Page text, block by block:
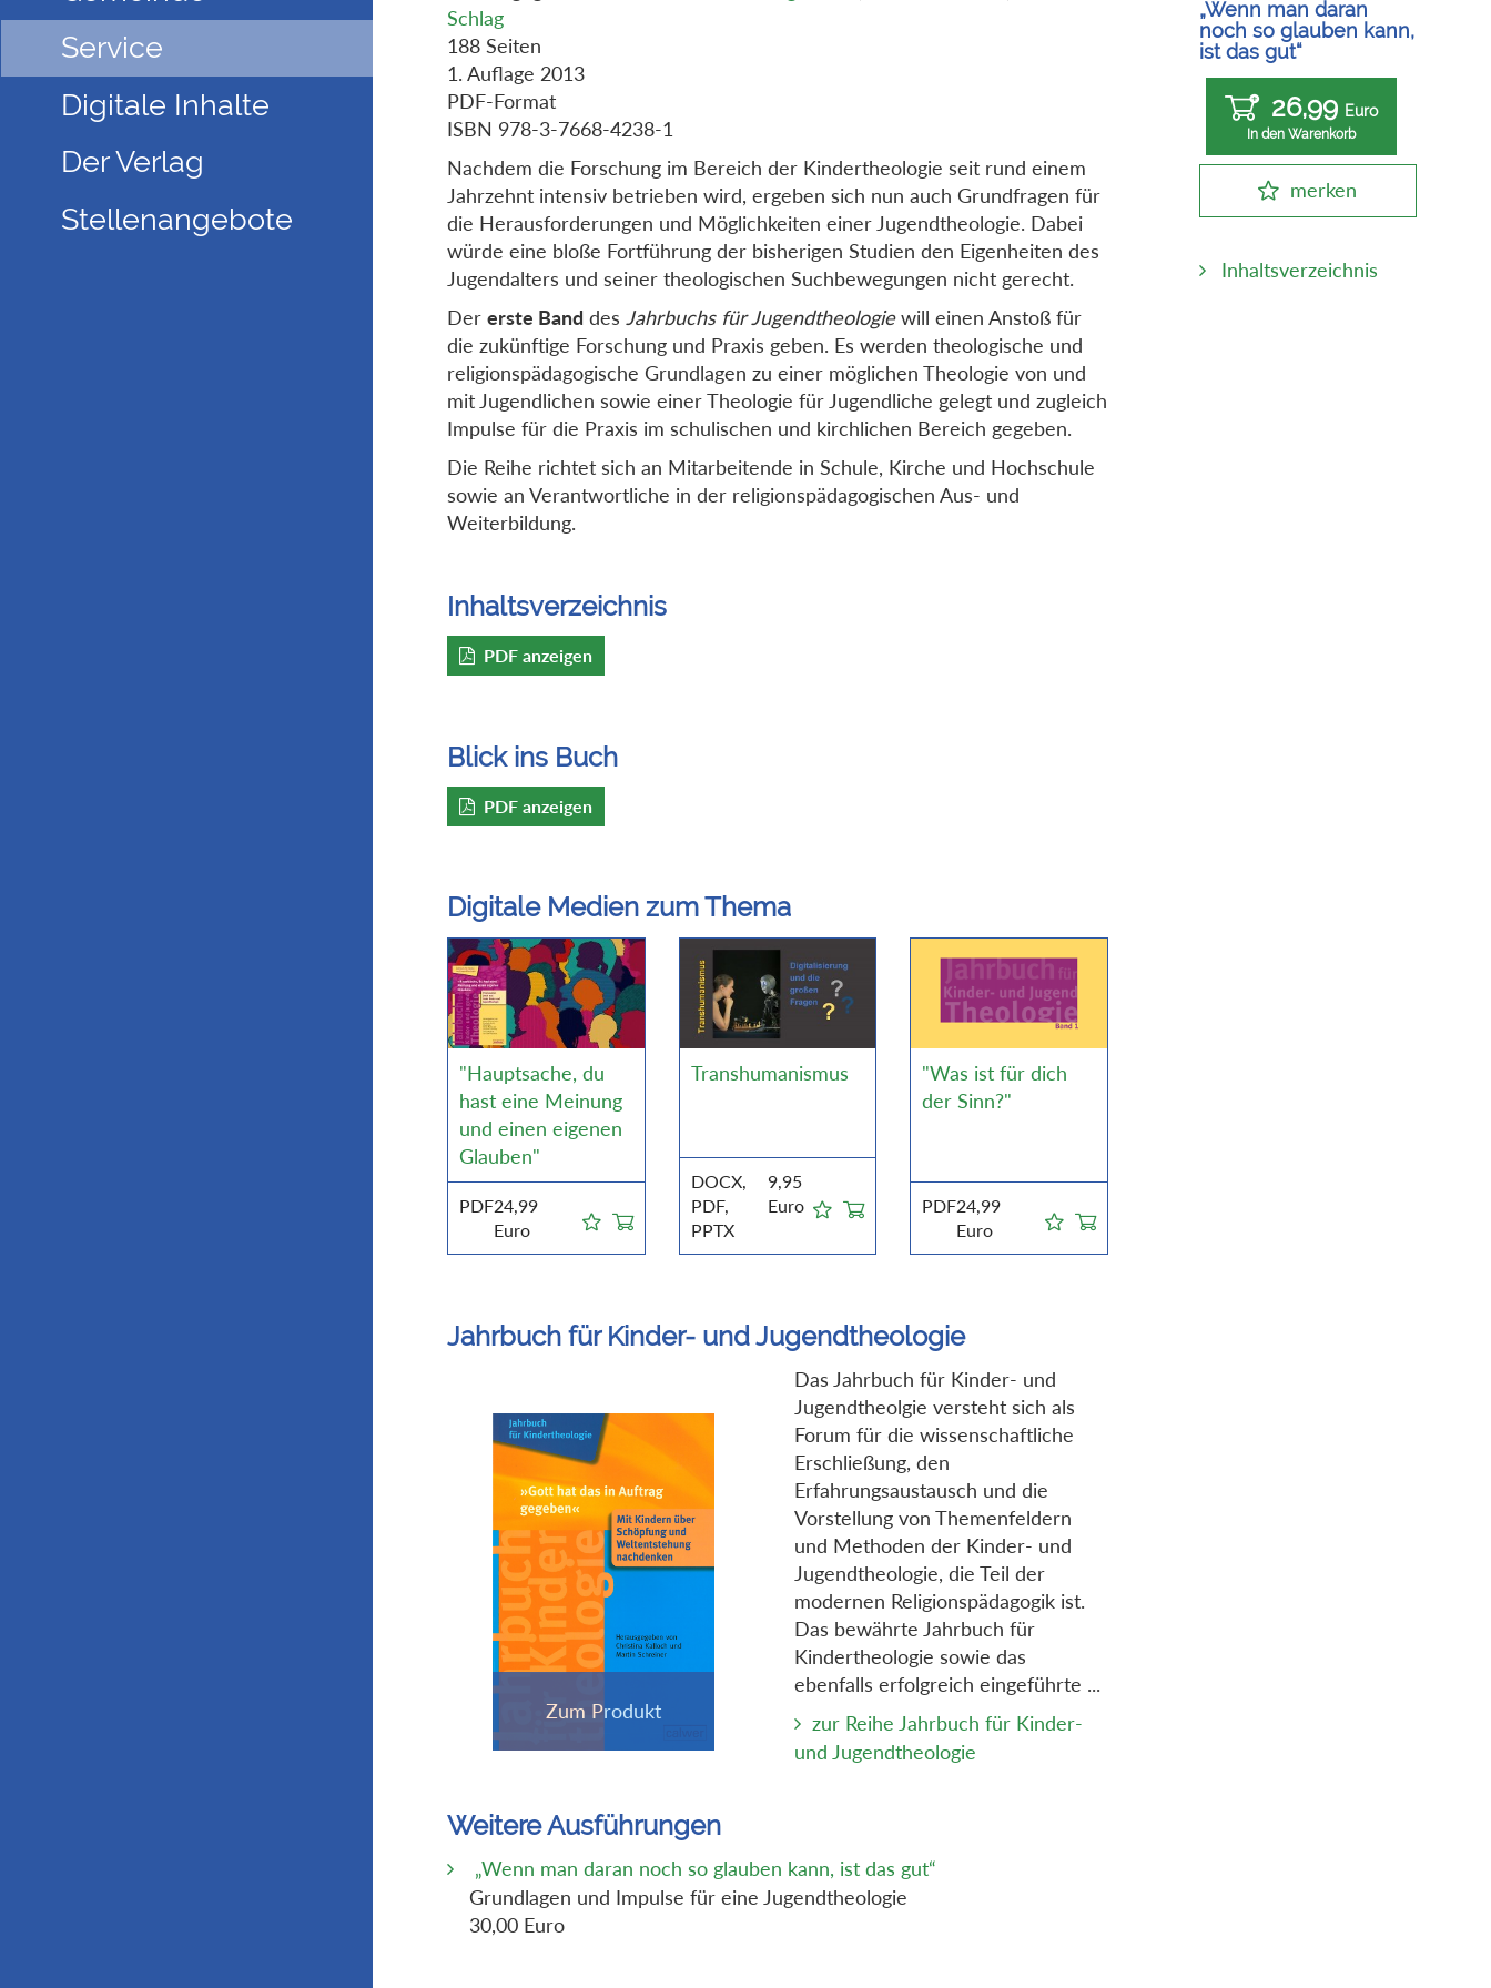
Service
Digitale Inhalte
Der Verlag
Stellenangebote
Schlag
188 Seiten
1. Auflage 2013
PDF-Format
ISBN 978-3-7668-4238-1
Nachdem die Forschung im Bereich der Kindertheologie seit rund einem
Jahrzehnt intensiv betrieben wird, ergeben sich nun auch Grundfragen für
die Herausforderungen und Möglichkeiten einer Jugendtheologie. Dabei
würde eine bloße Fortführung der bisherigen Studien den Eigenheiten des
Jugendalters und seiner theologischen Suchbewegungen nicht gerecht.
Dererste Band desJahrbuchs für Jugendtheologiewill einen Anstoß für
die zukünftige Forschung und Praxis geben. Es werden theologische und
religionspädagogische Grundlagen zu einer möglichen Theologie von und
mit Jugendlichen sowie einer Theologie für Jugendliche gelegt und zugleich
Impulse für die Praxis im schulischen und kirchlichen Bereich gegeben.
Die Reihe richtet sich an Mitarbeitende in Schule, Kirche und Hochschule
sowie an Verantwortliche in der religionspädagogischen Aus- und
Weiterbildung.
Inhaltsverzeichnis
PDF anzeigen
Blick ins Buch
PDF anzeigen
Digitale Medien zum Thema
"Hauptsache, du
hast eine Meinung
und einen eigenen
Glauben"
PDF24,99
Euro
Transhumanismus
DOCX,
PDF,
PPTX
9,95
Euro
"Was ist für dich
der Sinn?"
PDF24,99
Euro
Jahrbuch für Kinder- und Jugendtheologie
Das Jahrbuch für Kinder- und
Jugendtheolgie versteht sich als
Forum für die wissenschaftliche
Erschließung, den
Erfahrungsaustausch und die
Vorstellung von Themenfeldern
und Methoden der Kinder- und
Jugendtheologie, die Teil der
modernen Religionspädagogik ist.
Das bewährte Jahrbuch für
Kindertheologie sowie das
ebenfalls erfolgreich eingeführte ...
zur Reihe Jahrbuch für Kinder-
und Jugendtheologie
Weitere Ausführungen
„Wenn man daran noch so glauben kann, ist das gut“
Grundlagen und Impulse für eine Jugendtheologie
30,00 Euro
„Wenn man daran
noch so glauben kann,
ist das gut“
26,99 Euro
In den Warenkorb
merken
Inhaltsverzeichnis